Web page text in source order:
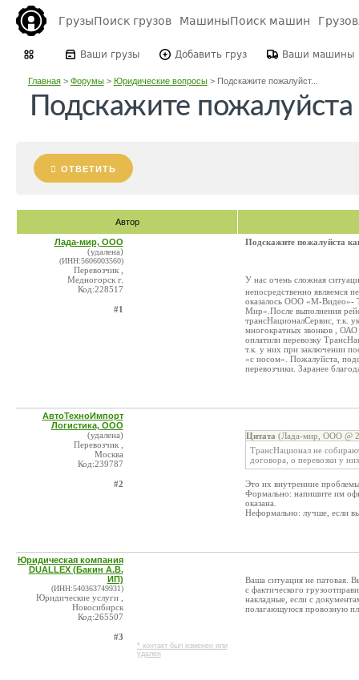
ГрузыПоиск грузов МашиныПоиск машин
Ваши грузы Добавить груз Ваши машины
Главная> Форумы> Юридические вопросы> Подскажите пожалуйст...
Подскажите пожалуйста
ОТВЕТИТЬ
Автор
Лада-мир, ООО
(удалена)
(ИНН:5606003560)
Перевозчик ,
Медногорск г.
Код:228517
#1
Подскажите пожалуйста
У нас очень сложная
непосредственно являемся
оказалось ООО «М-Видео»-
Мир».После выполнения
трансНационалСервис, т.к.
многократных звонков ,
оплатили перевозку
т.к. у них при заключении
«с носом». Пожалуйста,
перевозчики. Заранее
АвтоТехноИмпорт
Логистика, ООО
(удалена)
Перевозчик ,
Москва
Код:239787
#2
Цитата (Лада-мир, ООО @
ТрансНационал не
договора, о перевозки у
Это их внутренние
Формально: напишите им
оказана.
Неформально: лучше, если
Юридическая компания
DUALLEX (Бакин А.В.
ИП)
(ИНН:540363749931)
Юридические услуги ,
Новосибирск
Код:265507
#3
* контакт был изменен или
удален
Ваша ситуация не патовая.
с фактического
накладные, если с
полагающуюся провозную